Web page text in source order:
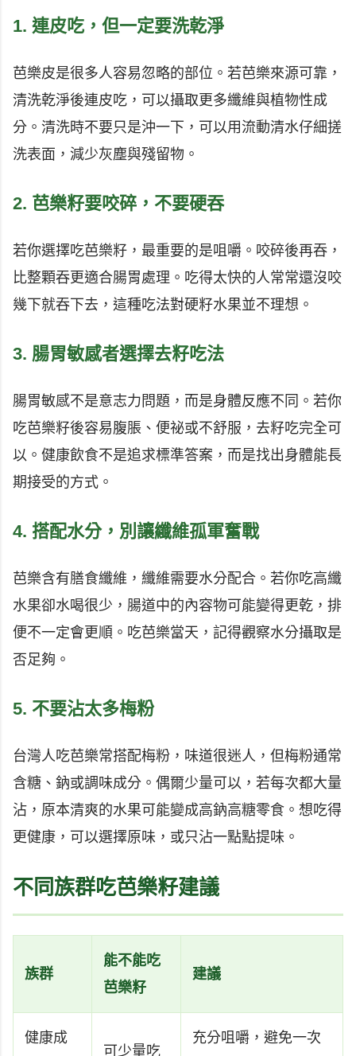
1. 連皮吃，但一定要洗乾淨
芭樂皮是很多人容易忽略的部位。若芭樂來源可靠，
清洗乾淨後連皮吃，可以攝取更多纖維與植物性成
分。清洗時不要只是沖一下，可以用流動清水仔細搓
洗表面，減少灰塵與殘留物。
2. 芭樂籽要咬碎，不要硬吞
若你選擇吃芭樂籽，最重要的是咀嚼。咬碎後再吞，
比整顆吞更適合腸胃處理。吃得太快的人常常還沒咬
幾下就吞下去，這種吃法對硬籽水果並不理想。
3. 腸胃敏感者選擇去籽吃法
腸胃敏感不是意志力問題，而是身體反應不同。若你
吃芭樂籽後容易腹脹、便祕或不舒服，去籽吃完全可
以。健康飲食不是追求標準答案，而是找出身體能長
期接受的方式。
4. 搭配水分，別讓纖維孤軍奮戰
芭樂含有膳食纖維，纖維需要水分配合。若你吃高纖
水果卻水喝很少，腸道中的內容物可能變得更乾，排
便不一定會更順。吃芭樂當天，記得觀察水分攝取是
否足夠。
5. 不要沾太多梅粉
台灣人吃芭樂常搭配梅粉，味道很迷人，但梅粉通常
含糖、鈉或調味成分。偶爾少量可以，若每次都大量
沾，原本清爽的水果可能變成高鈉高糖零食。想吃得
更健康，可以選擇原味，或只沾一點點提味。
不同族群吃芭樂籽建議
族群
能不能吃
芭樂籽
建議
健康成
可少量吃
充分咀嚼，避免一次